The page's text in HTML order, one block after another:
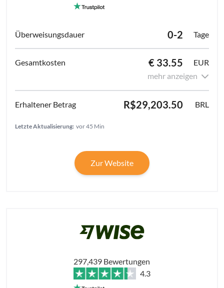
0-2 Tage
€ 33.55
EUR
mehr anzeigen
R$29,203.50 BRL
Letzte Aktualisierung: vor 45 Min
Zur Website
297,439 Bewertungen
4.3